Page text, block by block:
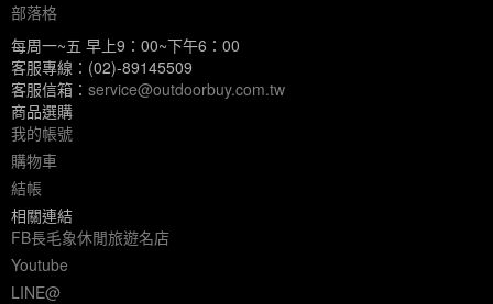
部落格
每周一~五 早上9：00~下午6：00
客服專線：(02)-89145509
客服信箱： service@outdoorbuy.com.tw
商品選購
我的帳號
購物車
結帳
相關連結
FB長毛象休閒旅遊名店
Youtube
LINE@